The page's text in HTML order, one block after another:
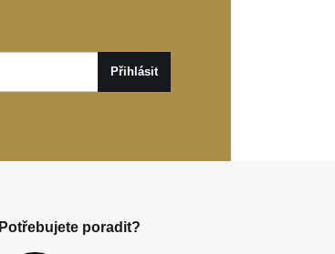
Přihlásit
Potřebujete poradit?